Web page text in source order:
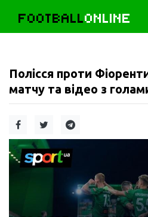
FOOTBALLONLINE
Полісся проти
матчу та відео з